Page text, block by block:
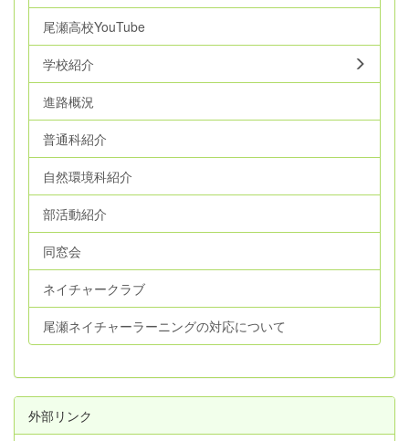
尾瀬高校YouTube
学校紹介
進路概況
普通科紹介
自然環境科紹介
部活動紹介
同窓会
ネイチャークラブ
尾瀬ネイチャーラーニングの対応について
外部リンク